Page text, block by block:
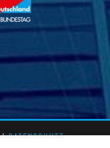
lDATENSCHUTZ